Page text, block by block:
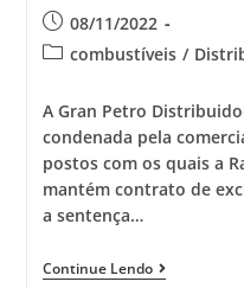
08/11/2022
combustíveis /
A Gran Petro
condenada pela
postos com os quais a
mantém contrato de
a sentença…
Continue Lendo